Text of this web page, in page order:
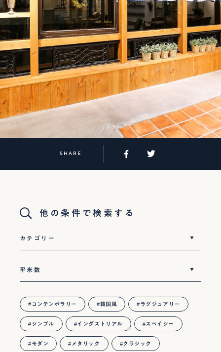
SHARE
他の条件で検索する
コンテンポラリー 韓国風 ラグジュアリー
シンプル インダストリアル スペイシー
モダン メタリック クラシック